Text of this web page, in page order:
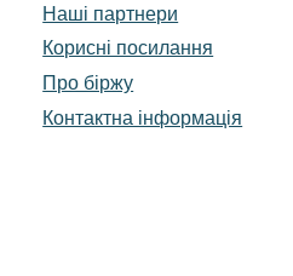
Наші партнери
Корисні посилання
Про біржу
Контактна інформація